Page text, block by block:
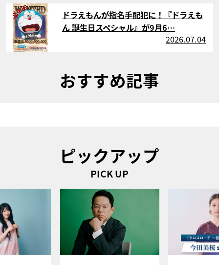
ドラえもんが指名手配犯に！『ドラえも
ん 誕生日スペシャル』が9月6…
2026.07.04
おすすめ記事
ピックアップ
PICK UP